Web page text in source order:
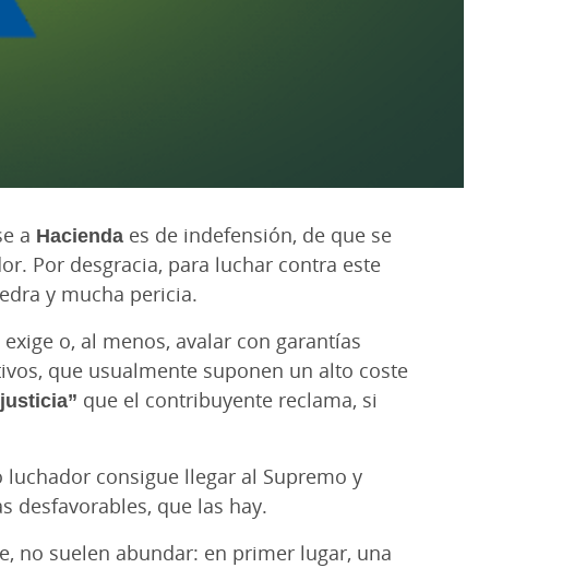
a Hacienda es de indefensión, de que se
Por desgracia, para luchar contra este
y mucha pericia.
o, al menos, avalar con garantías
que usualmente suponen un alto coste
que el contribuyente reclama, si
consigue llegar al Supremo y
desfavorables, que las hay.
no suelen abundar: en primer lugar, una